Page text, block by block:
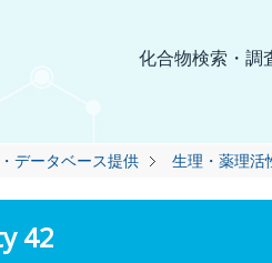
化合物検索・調
データベース提供 生理・薬理活
42